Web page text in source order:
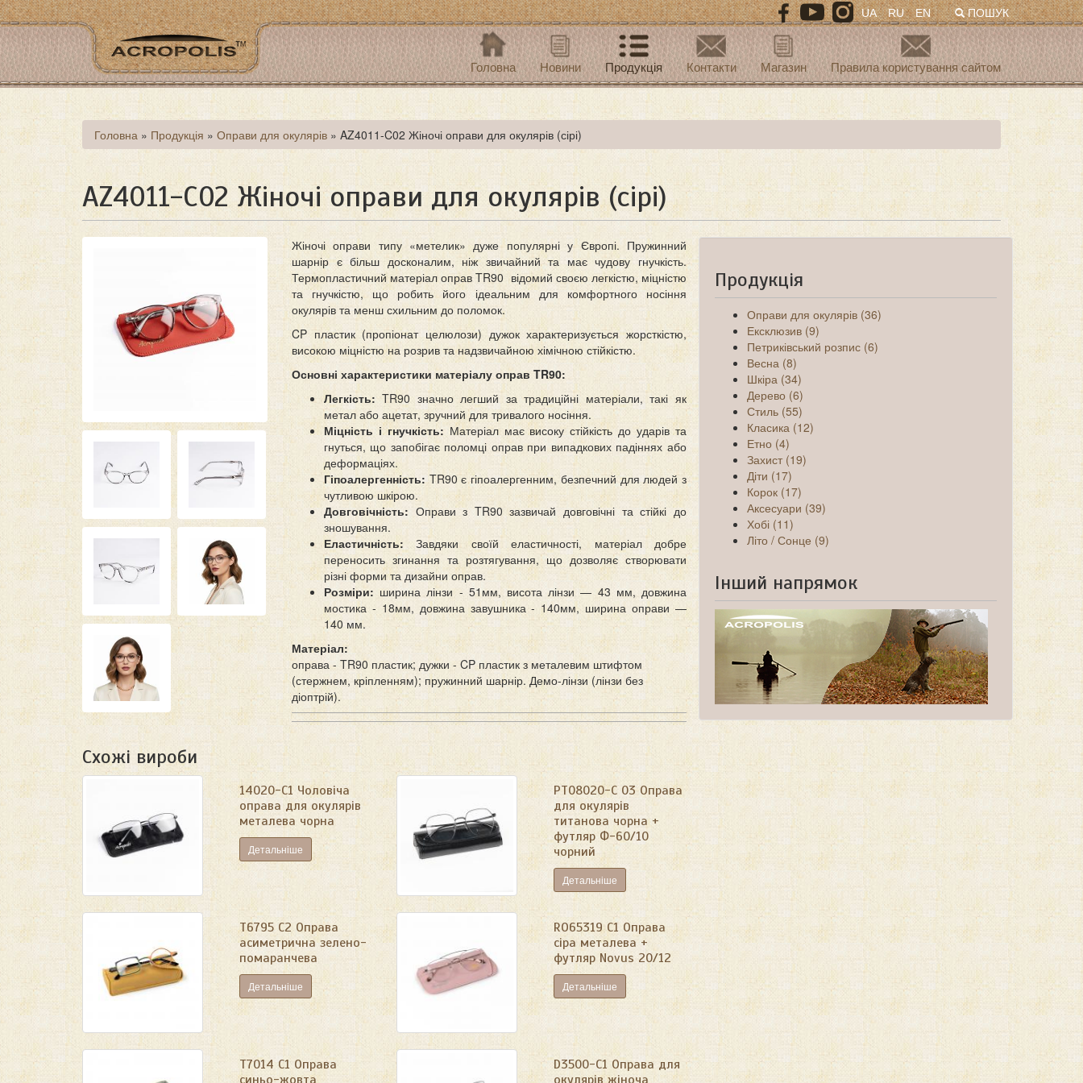
Перейти
до
основного
матеріалу
ПОШУК
UA RU EN
Головна Новини Продукція Контакти Магазин Правила користування сайтом
Ви
є
тут
Головна » Продукція » Оправи для окулярів » AZ4011-C02 Жіночі оправи для окулярів (сірі)
AZ4011-C02 Жіночі оправи для окулярів (сірі)
Жіночі оправи типу «метелик» дуже популярні у Європі. Пружинний
шарнір є більш досконалим, ніж звичайний та має чудову гнучкість.
Термопластичний матеріал оправ TR90 відомий своєю легкістю, міцністю
та гнучкістю, що робить його ідеальним для комфортного носіння
окулярів та менш схильним до поломок.
CP пластик (пропіонат целюлози) дужок характеризується жорсткістю,
високою міцністю на розрив та надзвичайною хімічною стійкістю.
Основні характеристики матеріалу оправ TR90:
Легкість:TR90 значно легший за традиційні матеріали, такі як
метал або ацетат, зручний для тривалого носіння.
Міцність і гнучкість: Матеріал має високу стійкість до ударів та
гнуться, що запобігає поломці оправ при випадкових падіннях або
деформаціях.
Гіпоалергенність: TR90 є гіпоалергенним, безпечний для людей з
чутливою шкірою.
Довговічність: Оправи з TR90 зазвичай довговічні та стійкі до
зношування.
Еластичність:Завдяки своїй еластичності, матеріал добре
переносить згинання та розтягування, що дозволяє створювати
різні форми та дизайни оправ.
Розміри: ширина лінзи - 51мм, висота лінзи — 43 мм, довжина
мостика - 18мм, довжина завушника - 140мм, ширина оправи —
140 мм.
Матеріал:
оправа - TR90 пластик; дужки - CP пластик з металевим штифтом
(стержнем, кріпленням); пружинний шарнір. Демо-лінзи (лінзи без
діоптрій).
Схожі вироби
14020-C1 Чоловіча
оправа для окулярів
металева чорна
Детальніше
PT08020-C 03 Оправа
для окулярів
титанова чорна +
футляр Ф-60/10
чорний
Детальніше
T6795 C2 Оправа
асиметрична зелено-
помаранчева
Детальніше
RO65319 C1 Оправа
сіра металева +
футляр Novus 20/12
Детальніше
Т7014 С1 Оправа
синьо-жовта
D3500-C1 Оправа для
окулярів жіноча
Продукція
Оправи для окулярів (36)
Ексклюзив (9)
Петриківський розпис (6)
Весна (8)
Шкіра (34)
Дерево (6)
Стиль (55)
Класика (12)
Етно (4)
Захист (19)
Діти (17)
Корок (17)
Аксесуари (39)
Хобі (11)
Літо / Сонце (9)
Інший напрямок